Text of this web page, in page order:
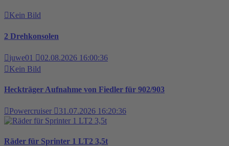
Kein Bild
2 Drehkonsolen
juwe01
02.08.2026 16:00:36
Kein Bild
Heckträger Aufnahme von Fiedler für 902/903
Powercruiser 31.07.2026 16:20:36
Räder für Sprinter 1 LT2 3,5t